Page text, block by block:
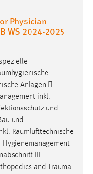
Physician
WS 2024-2025
Anlagen 
inkl.
und
und
Raumlufttechnische
III
and Trauma